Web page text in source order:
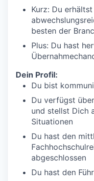
Kurz: Du
besten der
Plus: Du hast
Dein Profil:
Du bist
Du verfügst
und stellst Dich
Situationen
Du hast den
abgeschlossen
Du hast den